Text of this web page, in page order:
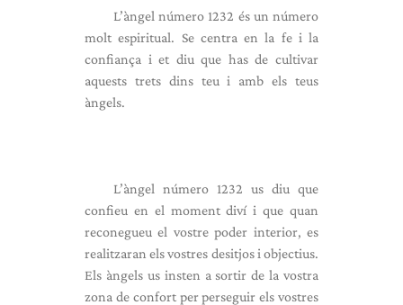
L’àngel número 1232 és un número
molt espiritual. Se centra en la fe i la
confiança i et diu que has de cultivar
aquests trets dins teu i amb els teus
àngels.
L’àngel número 1232 us diu que
confieu en el moment diví i que quan
reconegueu el vostre poder interior, es
realitzaran els vostres desitjos i objectius.
Els àngels us insten a sortir de la vostra
zona de confort per perseguir els vostres